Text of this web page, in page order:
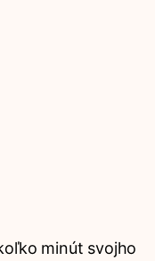
minút svojho